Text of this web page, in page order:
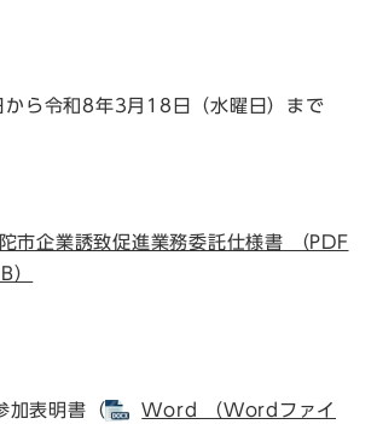
から令和8年3月18日（水曜日）まで
市企業誘致促進業務委託仕様書 （PDF
）
加表明書（
Word （Wordファイ